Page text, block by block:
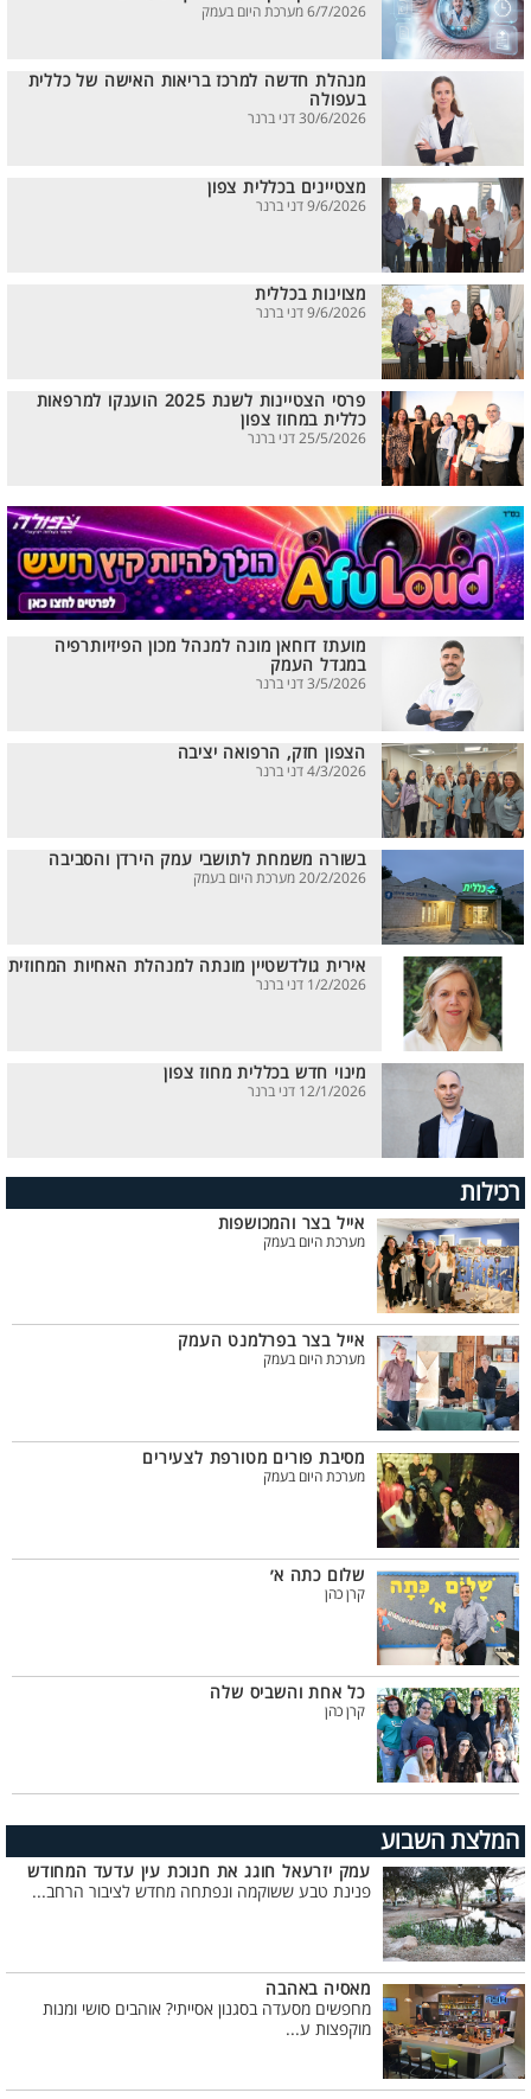
6/7/2026 מערכת היום בעמק
מנהלת חדשה למרכז בריאות האישה של כללית
בעפולה
30/6/2026 דני ברנר
מצטיינים בכללית צפון
9/6/2026 דני ברנר
מצוינות בכללית
9/6/2026 דני ברנר
פרסי הצטיינות לשנת 2025 הוענקו למרפאות
כללית במחוז צפון
25/5/2026 דני ברנר
מועתז דוחאן מונה למנהל מכון הפיזיותרפיה
במגדל העמק
3/5/2026 דני ברנר
הצפון חזק, הרפואה יציבה
4/3/2026 דני ברנר
בשורה משמחת לתושבי עמק הירדן והסביבה
20/2/2026 מערכת היום בעמק
אירית גולדשטיין מונתה למנהלת האחיות המחוזית
1/2/2026 דני ברנר
מינוי חדש בכללית מחוז צפון
12/1/2026 דני ברנר
רכילות
אייל בצר והמכושפות
מערכת היום בעמק
אייל בצר בפרלמנט העמק
מערכת היום בעמק
מסיבת פורים מטורפת לצעירים
מערכת היום בעמק
שלום כתה א׳
קרן כהן
כל אחת והשביס שלה
קרן כהן
המלצת השבוע
עמק יזרעאל חוגג את חנוכת עין עדעד המחודש
פנינת טבע ששוקמה ונפתחה מחדש לציבור הרחב...
מאסיה באהבה
מחפשים מסעדה בסגנון אסייתי? אוהבים סושי ומנות
מוקפצות ע...